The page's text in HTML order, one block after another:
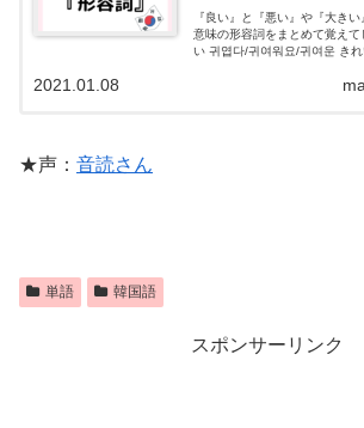
『良い』と『悪い』や『大き
意味の形容詞をまとめて覚え
い 귀엽다/귀여워요/귀여운 き
2021.01.08
★声： 音読さん
単語 韓国語
スポンサーリンク